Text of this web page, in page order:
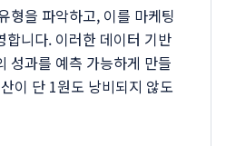
형을 파악하고, 이를 마케팅
합니다. 이러한 데이터 기반
성과를 예측 가능하게 만들
이 단 1원도 낭비되지 않도